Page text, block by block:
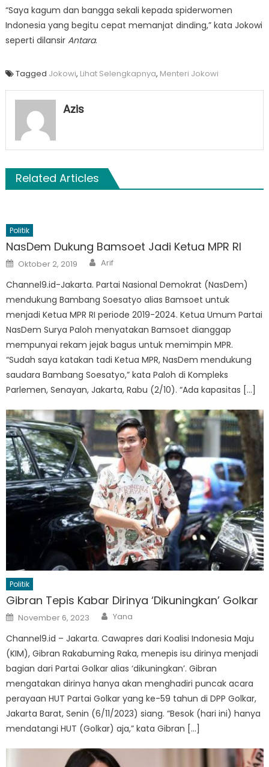
“Saya kagum dan bangga sekali kepada spiderwomen
Indonesia yang begitu cepat memanjat dinding,” kata Jokowi
seperti dilansir Antara.
Tagged Jokowi, Lihat Selengkapnya, Menteri Jokowi
Azis
Related Articles
Politik
NasDem Dukung Bamsoet Jadi Ketua MPR RI
Posted
on
Oktober 2, 2019 Author
Arif
Channel9.id-Jakarta. Partai Nasional Demokrat (NasDem)
mendukung Bambang Soesatyo alias Bamsoet untuk
menjadi Ketua MPR RI periode 2019-2024. Ketua Umum Partai
NasDem Surya Paloh menyatakan Bamsoet dianggap
mempunyai rekam jejak bagus untuk memimpin MPR.
“Sudah saya katakan tadi Ketua MPR, NasDem mendukung
saudara Bambang Soesatyo,” kata Paloh di Kompleks
Parlemen, Senayan, Jakarta, Rabu (2/10). “Ada kapasitas […]
Politik
Gibran Tepis Kabar Dirinya ‘Dikuningkan’ Golkar
Posted
on
November 6, 2023 Author
Yana
Channel9.id – Jakarta. Cawapres dari Koalisi Indonesia Maju
(KIM), Gibran Rakabuming Raka, menepis isu dirinya menjadi
bagian dari Partai Golkar alias ‘dikuningkan’. Gibran
mengatakan dirinya hanya akan menghadiri puncak acara
perayaan HUT Partai Golkar yang ke-59 tahun di DPP Golkar,
Jakarta Barat, Senin (6/11/2023) siang. “Besok (hari ini) hanya
mendatangi HUT (Golkar) aja,” kata Gibran […]